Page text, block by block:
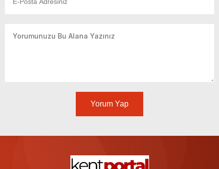
Yorum Yap